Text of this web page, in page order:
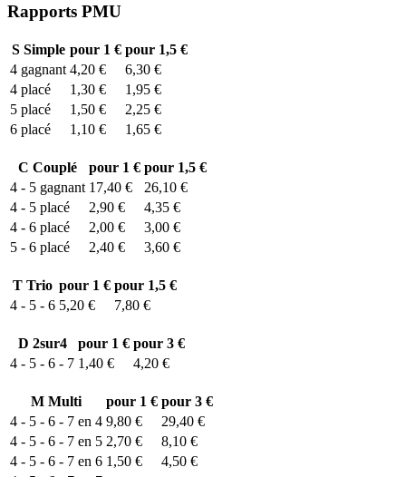
Rapports PMU
SSimple pour 1 € pour 1,5 €
4 gagnant 4,20 €
6,30 €
4 placé 1,30 €
1,95 €
5 placé 1,50 €
2,25 €
6 placé 1,10 € 1,65 €
C Couplé pour 1 € pour 1,5 €
4 - 5 gagnant 17,40 €
26,10 €
4 - 5 placé 2,90 €
4,35 €
4 - 6 placé 2,00 €
3,00 €
5 - 6 placé 2,40 € 3,60 €
T Trio pour 1 € pour 1,5 €
4 - 5 - 6 5,20 € 7,80 €
D 2sur4 pour 1 € pour 3 €
4 - 5 - 6 - 7 1,40 € 4,20 €
M Multi pour 1 € pour 3 €
4 - 5 - 6 - 7 en 4 9,80 €
29,40 €
4 - 5 - 6 - 7 en 5 2,70 €
8,10 €
4 - 5 - 6 - 7 en 6 1,50 €
4,50 €